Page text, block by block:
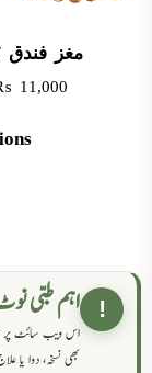
مغز
11,000
! اہم طبی
اس ویب سائٹ پر
بھی نسخہ، دوا یا